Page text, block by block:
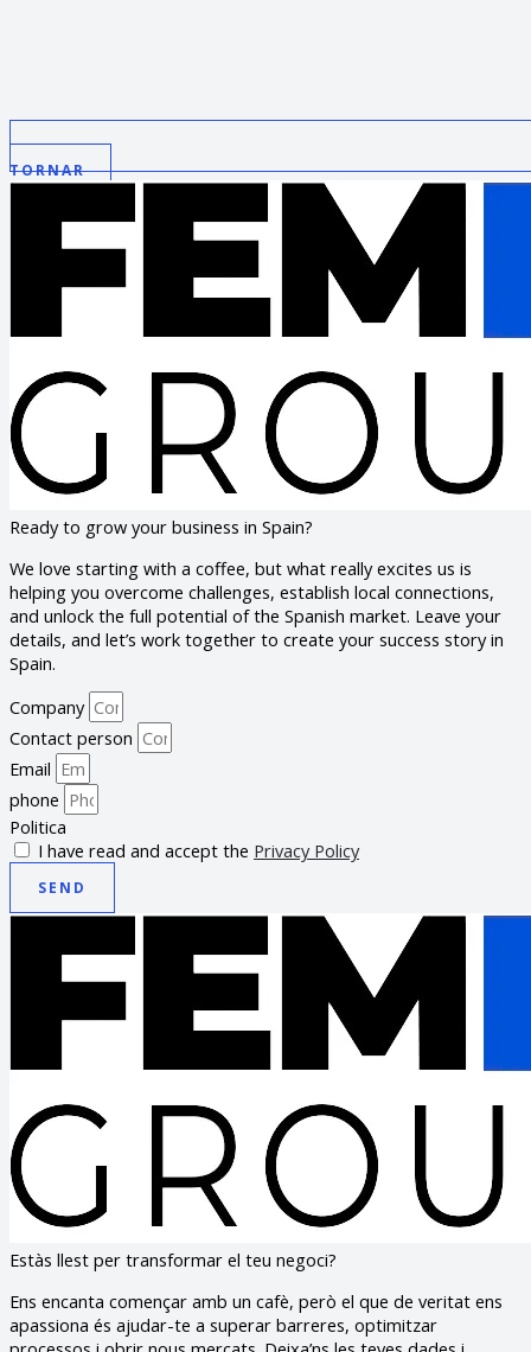
TORNAR
Ready to grow your business in Spain?
We love starting with a coffee, but what really excites us is
helping you overcome challenges, establish local connections,
and unlock the full potential of the Spanish market. Leave your
details, and let’s work together to create your success story in
Spain.
Company
Contact person
Email
phone
Politica
I have read and accept the Privacy Policy
SEND
Estàs llest per transformar el teu negoci?
Ens encanta començar amb un cafè, però el que de veritat ens
apassiona és ajudar-te a superar barreres, optimitzar